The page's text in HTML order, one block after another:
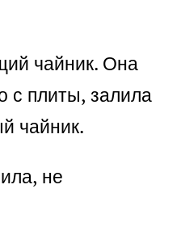
чайник. Она
с плиты, залила
чайник.
не